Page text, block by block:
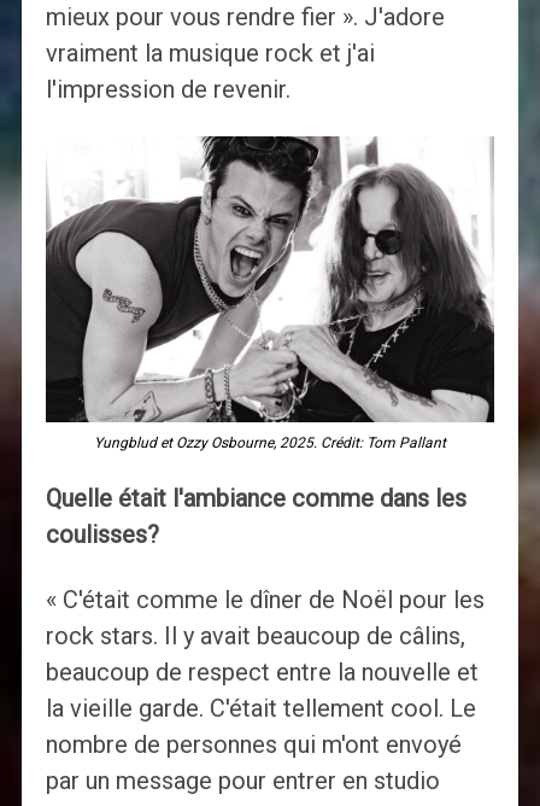
mieux pour vous rendre fier ». J'adore
vraiment la musique rock et j'ai
l'impression de revenir.
Yungblud et Ozzy Osbourne, 2025. Crédit: Tom Pallant
Quelle était l'ambiance comme dans les
coulisses?
« C'était comme le dîner de Noël pour les
rock stars. Il y avait beaucoup de câlins,
beaucoup de respect entre la nouvelle et
la vieille garde. C'était tellement cool. Le
nombre de personnes qui m'ont envoyé
par un message pour entrer en studio